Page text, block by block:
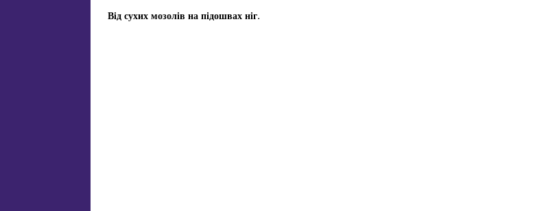
Від сухих мозолів на підошвах ніг.